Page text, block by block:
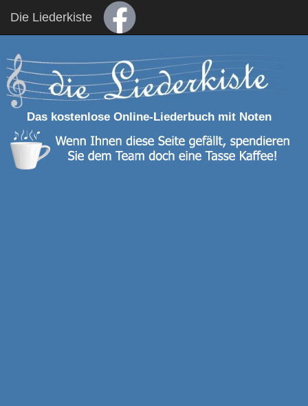
Die Liederkiste
Das kostenlose Online-Liederbuch mit Noten